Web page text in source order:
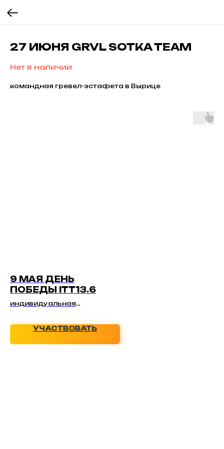
27 ИЮНЯ GRVL SOTKA TEAM
Нет в наличии
командная гревел-эстафета в Вырице
9 МАЯ ДЕНЬ
ПОБЕДЫ ITT13.6
индивидуальная
УЧАСТВОВАТЬ